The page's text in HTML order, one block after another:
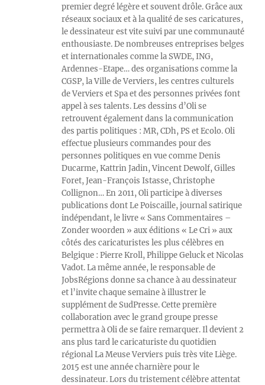
premier degré légère et souvent drôle. Grâce aux
réseaux sociaux et à la qualité de ses caricatures,
le dessinateur est vite suivi par une communauté
enthousiaste. De nombreuses entreprises belges
et internationales comme la SWDE, ING,
Ardennes-Etape… des organisations comme la
CGSP, la Ville de Verviers, les centres culturels
de Verviers et Spa et des personnes privées font
appel à ses talents. Les dessins d’Oli se
retrouvent également dans la communication
des partis politiques : MR, CDh, PS et Ecolo. Oli
effectue plusieurs commandes pour des
personnes politiques en vue comme Denis
Ducarme, Kattrin Jadin, Vincent Dewolf, Gilles
Foret, Jean-François Istasse, Christophe
Collignon… En 2011, Oli participe à diverses
publications dont Le Poiscaille, journal satirique
indépendant, le livre « Sans Commentaires –
Zonder woorden » aux éditions « Le Cri » aux
côtés des caricaturistes les plus célèbres en
Belgique : Pierre Kroll, Philippe Geluck et Nicolas
Vadot. La même année, le responsable de
JobsRégions donne sa chance à au dessinateur
et l’invite chaque semaine à illustrer le
supplément de SudPresse. Cette première
collaboration avec le grand groupe presse
permettra à Oli de se faire remarquer. Il devient 2
ans plus tard le caricaturiste du quotidien
régional La Meuse Verviers puis très vite Liège.
2015 est une année charnière pour le
dessinateur. Lors du tristement célèbre attentat